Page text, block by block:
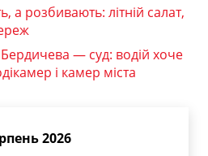
а розбивають: літній салат,
Бердичева — суд: водій хоче
і камер міста
2026